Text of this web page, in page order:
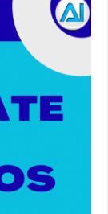
en
CEIP San
#colegio